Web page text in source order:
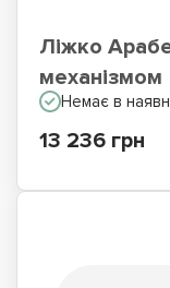
Ліжко
механізмом
Немає в
13 236 грн